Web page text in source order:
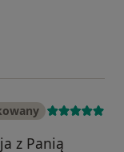
z Panią